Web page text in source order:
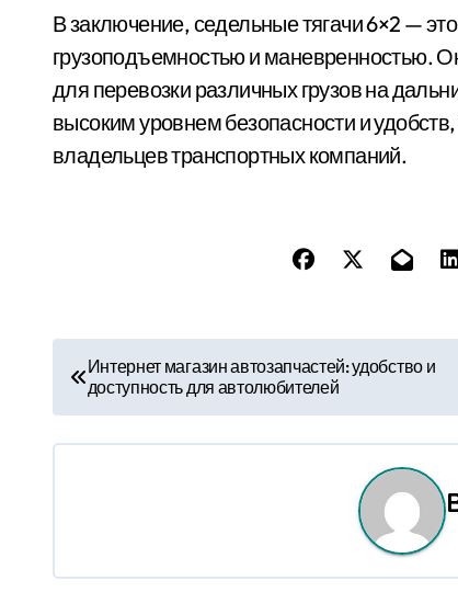
В заключение, седельные тягачи 6×2 —
грузоподъемностью и маневренностью.
для перевозки различных грузов на
высоким уровнем безопасности и
владельцев транспортных компаний.
а
в
Интернет магазин автозапчастей: удобство и
доступность для автолюбителей